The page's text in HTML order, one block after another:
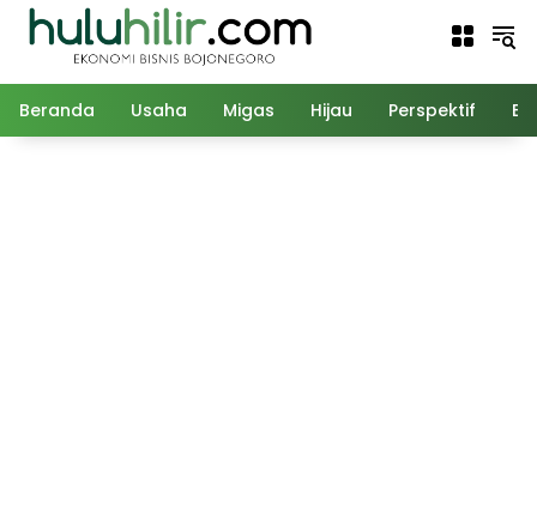
Langsung
Beranda Usaha Migas Hijau Perspektif